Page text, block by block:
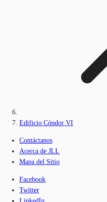
Edificio Cóndor VI
Contáctanos
Acerca de JLL
Mapa del Sitio
Facebook
Twitter